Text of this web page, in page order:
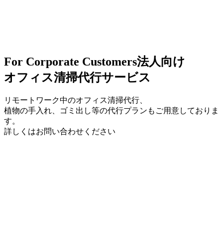
For Corporate Customers法人向け
オフィス清掃代行サービス
リモートワーク中のオフィス清掃代行、
植物の手入れ、ゴミ出し等の代行プランもご用意しておりま
す。
詳しくはお問い合わせください